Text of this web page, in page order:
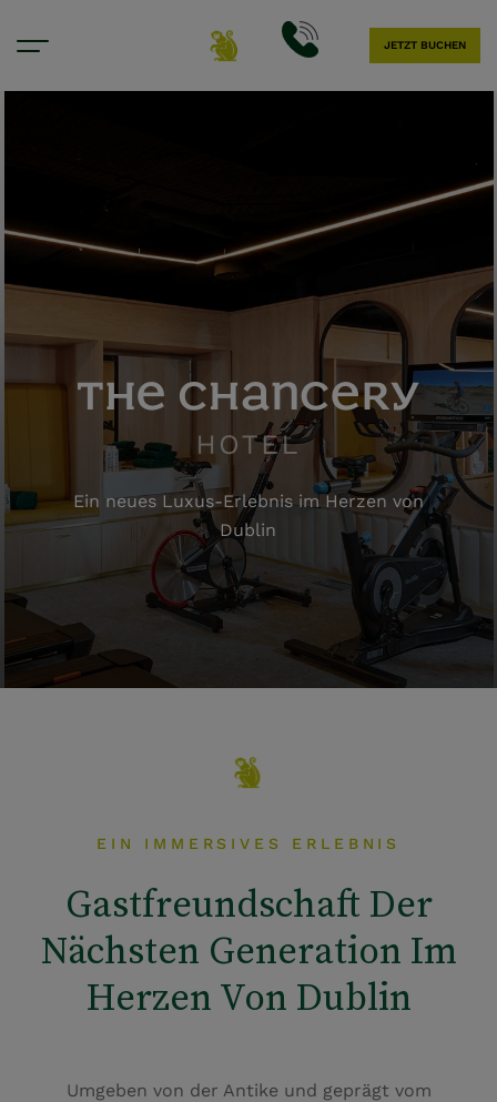
JETZT BUCHEN
Ein neues Luxus-Erlebnis im Herzen von
Dublin
EIN IMMERSIVES ERLEBNIS
Gastfreundschaft Der
Nächsten Generation Im
Herzen Von Dublin
Umgeben von der Antike und geprägt vom